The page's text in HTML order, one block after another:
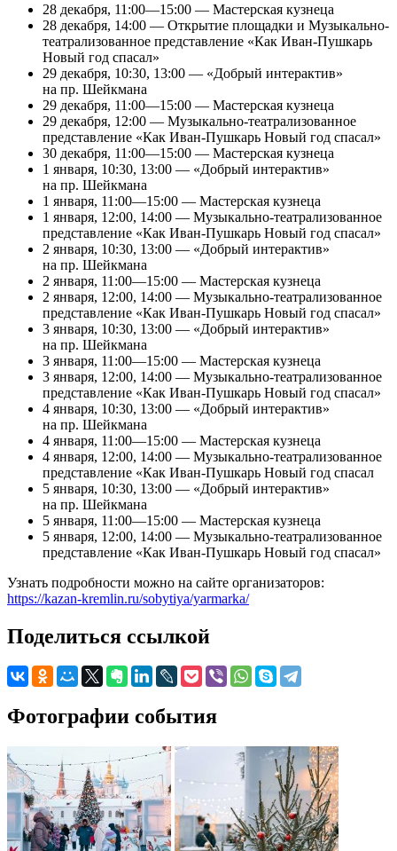
28 декабря, 11:00—15:00 — Мастерская кузнеца
28 декабря, 14:00 — Открытие площадки и Музыкально-
театрализованное представление «Как Иван-Пушкарь
Новый год спасал»
29 декабря, 10:30, 13:00 — «Добрый интерактив»
на пр. Шейкмана
29 декабря, 11:00—15:00 — Мастерская кузнеца
29 декабря, 12:00 — Музыкально-театрализованное
представление «Как Иван-Пушкарь Новый год спасал»
30 декабря, 11:00—15:00 — Мастерская кузнеца
1 января, 10:30, 13:00 — «Добрый интерактив»
на пр. Шейкмана
1 января, 11:00—15:00 — Мастерская кузнеца
1 января, 12:00, 14:00 — Музыкально-театрализованное
представление «Как Иван-Пушкарь Новый год спасал»
2 января, 10:30, 13:00 — «Добрый интерактив»
на пр. Шейкмана
2 января, 11:00—15:00 — Мастерская кузнеца
2 января, 12:00, 14:00 — Музыкально-театрализованное
представление «Как Иван-Пушкарь Новый год спасал»
3 января, 10:30, 13:00 — «Добрый интерактив»
на пр. Шейкмана
3 января, 11:00—15:00 — Мастерская кузнеца
3 января, 12:00, 14:00 — Музыкально-театрализованное
представление «Как Иван-Пушкарь Новый год спасал»
4 января, 10:30, 13:00 — «Добрый интерактив»
на пр. Шейкмана
4 января, 11:00—15:00 — Мастерская кузнеца
4 января, 12:00, 14:00 — Музыкально-театрализованное
представление «Как Иван-Пушкарь Новый год спасал
5 января, 10:30, 13:00 — «Добрый интерактив»
на пр. Шейкмана
5 января, 11:00—15:00 — Мастерская кузнеца
5 января, 12:00, 14:00 — Музыкально-театрализованное
представление «Как Иван-Пушкарь Новый год спасал»
Узнать подробности можно на сайте организаторов:
https://kazan-kremlin.ru/sobytiya/yarmarka/
Поделиться ссылкой
Фотографии события